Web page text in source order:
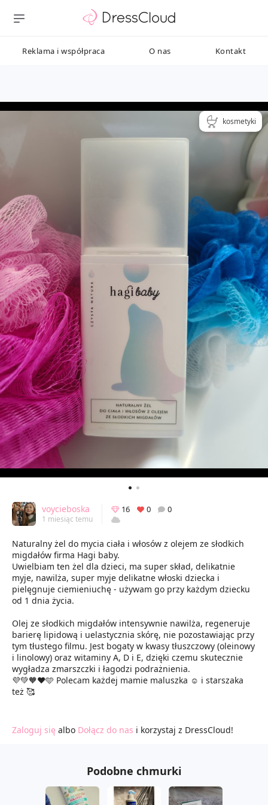
Reklama i współpraca O nas Kontakt
kosmetyki
voycieboska
1 miesiąc temu
16 0 0
Naturalny żel do mycia ciała i włosów z olejem ze słodkich
migdałów firma Hagi baby.
Uwielbiam ten żel dla dzieci, ma super skład, delikatnie
myje, nawilża, super myje delikatne włoski dziecka i
pielęgnuje ciemieniuchę - używam go przy każdym dziecku
od 1 dnia życia.
Olej ze słodkich migdałów intensywnie nawilża, regeneruje
barierę lipidową i uelastycznia skórę, nie pozostawiając przy
tym tłustego filmu. Jest bogaty w kwasy tłuszczowy (oleinowy
i linolowy) oraz witaminy A, D i E, dzięki czemu skutecznie
wygładza zmarszczki i łagodzi podrażnienia.
💜💚🧡❤️🩵 Polecam każdej mamie maluszka ☺️ i starszaka
też 🥰
Zaloguj się albo Dołącz do nas i korzystaj z DressCloud!
Podobne chmurki